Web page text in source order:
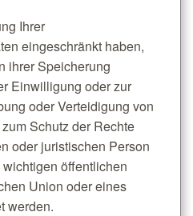
Ihrer
eingeschränkt haben,
ihrer Speicherung
Einwilligung oder zur
oder Verteidigung von
Schutz der Rechte
oder juristischen Person
öffentlichen
Union oder eines
werden.